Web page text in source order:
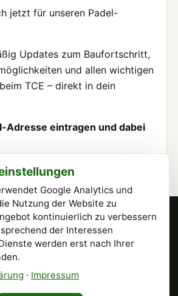
jetzt für unseren Padel-
Updates zum Baufortschritt,
und allen wichtigen
TCE – direkt in dein
Adresse eintragen und dabei
Google Analytics und
Nutzung der Website zu
kontinuierlich zu verbessern
der Interessen
werden erst nach Ihrer
· Impressum
e.V.
Esslingen am Neckar